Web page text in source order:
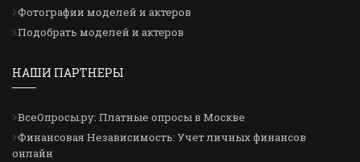
Фотографии моделей и актеров
Подобрать моделей и актеров
НАШИ ПАРТНЕРЫ
ВсеОпросы.ру: Платные опросы в Москве
Финансовая Независимость: Учет личных финансов
онлайн